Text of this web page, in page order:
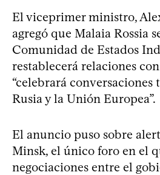
El viceprimer ministro,
agregó que Malaia Rossia
Comunidad de Estados
restablecerá relaciones
“celebrará
Rusia y la Unión Europea”.
El anuncio puso sobre
Minsk, el único foro en el
negociaciones entre el